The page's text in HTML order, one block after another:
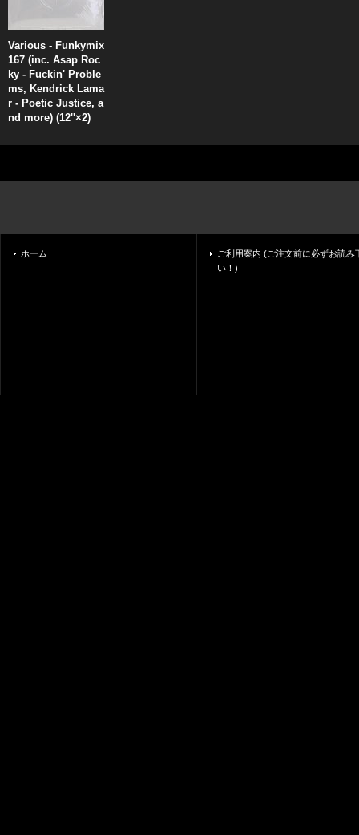
Various - Funkymix
167 (inc. Asap Roc
ky - Fuckin' Proble
ms, Kendrick Lama
r - Poetic Justice, a
nd more) (12''×2)
ホーム
ご利用案内 (ご注文前に必ずお読み
い！)